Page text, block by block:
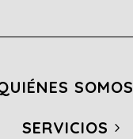
SOMOS
SERVICIOS